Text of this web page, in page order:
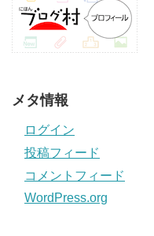
メタ情報
ログイン
投稿フィード
コメントフィード
WordPress.org